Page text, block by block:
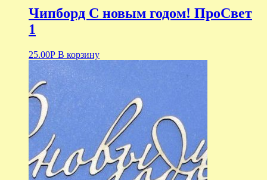
Чипборд С новым годом! ПроСвет
1
25.00Р В корзину